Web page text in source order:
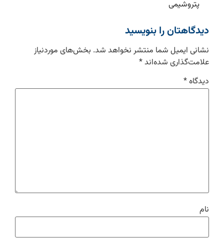
پتروشیمی
دیدگاهتان را بنویسید
نشانی ایمیل شما منتشر نخواهد شد. بخش‌های موردنیاز
علامت‌گذاری شده‌اند*
دیدگاه*
نام